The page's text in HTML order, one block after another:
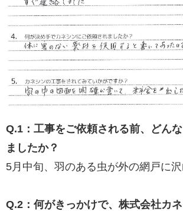
Q.1：工事をご依頼される前、どん
ましたか？
5月中旬、羽のある虫が外の網戸に沢
Q.2：何がきっかけで、株式会社カ